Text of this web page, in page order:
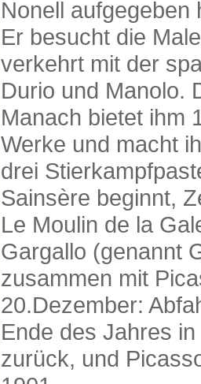
Nonell aufgegeben
Er besucht die
verkehrt mit der
Durio und Manolo.
Manach bietet ihm
Werke und macht
drei
Sainsère beginnt,
Le Moulin de la
Gargallo (genannt
zusammen mit
20.Dezember:
Ende des Jahres
zurück, und